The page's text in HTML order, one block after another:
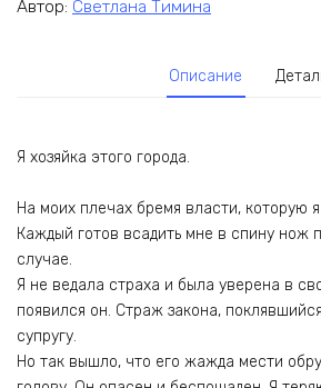
Автор: Светлана Тимина
Описание
Я хозяйка этого города.
На моих плечах бремя власти, которую
Каждый готов всадить мне в спину нож
случае.
Я не ведала страха и была уверена в
появился он. Страж закона,
супругу.
Но так вышло, что его жажда мести